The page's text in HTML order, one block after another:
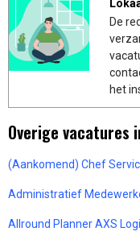
De
het
Overige vacatures
(Aankomend) Chef
Administratief
Allround Planner AXS